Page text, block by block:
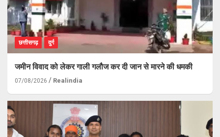
छत्तीसगढ़ दुर्ग
जमीन विवाद को लेकर गाली गलौज कर दी जान से मारने की धमकी
07/08/2026 Realindia